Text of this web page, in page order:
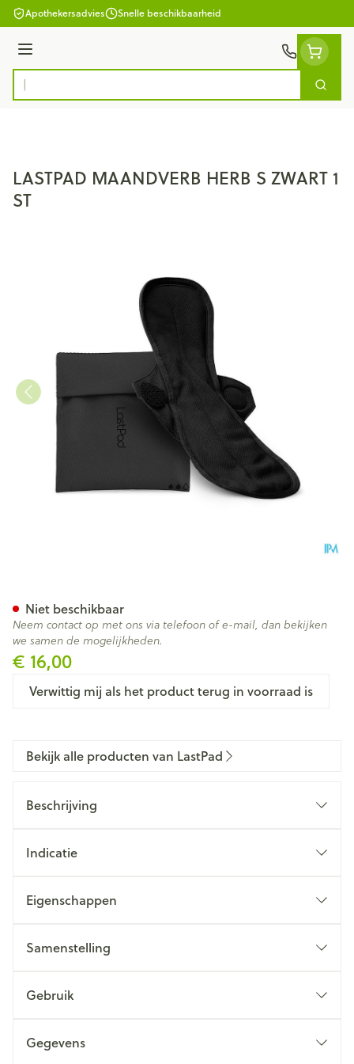
Ga naar de inhoud
Apothekersadvies Snelle beschikbaarheid
Menu
Product, merk, categorie... Zoek
LASTPAD MAANDVERB HERB S ZWART 1
ST
€ 16,00
Verwittig mij als het product terug in voorraad is
Niet beschikbaar
Neem contact op met ons via telefoon of e-mail, dan bekijken
we samen de mogelijkheden.
Bekijk alle producten van LastPad
Beschrijving
Indicatie
Eigenschappen
Samenstelling
Gebruik
Gegevens